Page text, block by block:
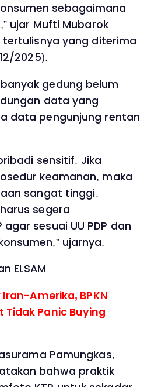
sebagaimana
ujar Mufti Mubarok
yang diterima
2025).
gedung belum
data yang
data pengunjung rentan
sensitif. Jika
keamanan, maka
sangat tinggi.
segera
sesuai UU PDP dan
ujarnya.
ELSAM
Amerika, BPKN
Panic Buying
Pamungkas,
bahwa praktik